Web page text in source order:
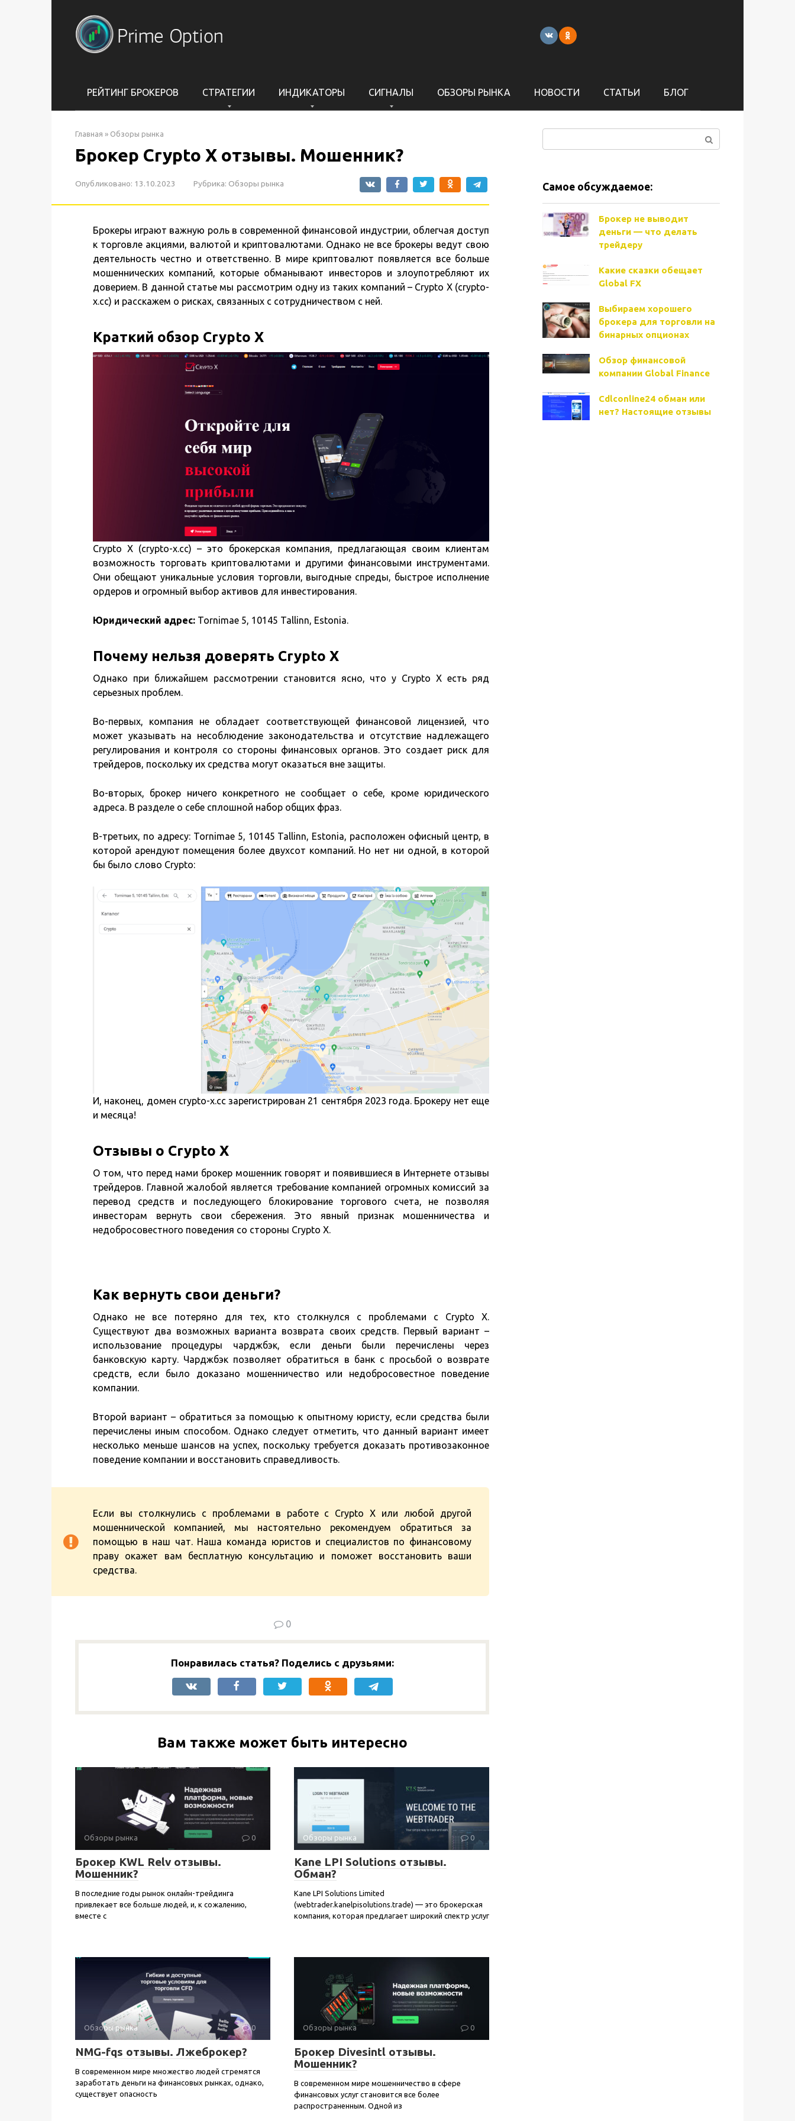
РЕЙТИНГ БРОКЕРОВ СТРАТЕГИИ ИНДИКАТОРЫ СИГНАЛЫ ОБЗОРЫ РЫНКА НОВОСТИ СТАТЬИ БЛОГ
Главная » Обзоры рынка
Брокер Crypto X отзывы. Мошенник?
Опубликовано: 13.10.2023 Рубрика: Обзоры рынка
Брокеры играют важную роль в современной финансовой индустрии, облегчая доступ
к торговле акциями, валютой и криптовалютами. Однако не все брокеры ведут свою
деятельность честно и ответственно. В мире криптовалют появляется все больше
мошеннических компаний, которые обманывают инвесторов и злоупотребляют их
доверием. В данной статье мы рассмотрим одну из таких компаний – Crypto X (crypto-
x.cc) и расскажем о рисках, связанных с сотрудничеством с ней.
Краткий обзор Crypto X
Crypto X (crypto-x.cc) – это брокерская компания, предлагающая своим клиентам
возможность торговать криптовалютами и другими финансовыми инструментами.
Они обещают уникальные условия торговли, выгодные спреды, быстрое исполнение
ордеров и огромный выбор активов для инвестирования.
Юридический адрес: Tornimae 5, 10145 Tallinn, Estonia.
Почему нельзя доверять Crypto X
Однако при ближайшем рассмотрении становится ясно, что у Crypto X есть ряд
серьезных проблем.
Во-первых, компания не обладает соответствующей финансовой лицензией, что
может указывать на несоблюдение законодательства и отсутствие надлежащего
регулирования и контроля со стороны финансовых органов. Это создает риск для
трейдеров, поскольку их средства могут оказаться вне защиты.
Во-вторых, брокер ничего конкретного не сообщает о себе, кроме юридического
адреса. В разделе о себе сплошной набор общих фраз.
В-третьих, по адресу: Tornimae 5, 10145 Tallinn, Estonia, расположен офисный центр, в
которой арендуют помещения более двухсот компаний. Но нет ни одной, в которой
бы было слово Crypto:
И, наконец, домен crypto-x.cc зарегистрирован 21 сентября 2023 года. Брокеру нет еще
и месяца!
Отзывы о Crypto X
О том, что перед нами брокер мошенник говорят и появившиеся в Интернете отзывы
трейдеров. Главной жалобой является требование компанией огромных комиссий за
перевод средств и последующего блокирование торгового счета, не позволяя
инвесторам вернуть свои сбережения. Это явный признак мошенничества и
недобросовестного поведения со стороны Crypto X.
Как вернуть свои деньги?
Однако не все потеряно для тех, кто столкнулся с проблемами с Crypto X.
Существуют два возможных варианта возврата своих средств. Первый вариант –
использование процедуры чарджбэк, если деньги были перечислены через
банковскую карту. Чарджбэк позволяет обратиться в банк с просьбой о возврате
средств, если было доказано мошенничество или недобросовестное поведение
компании.
Второй вариант – обратиться за помощью к опытному юристу, если средства были
перечислены иным способом. Однако следует отметить, что данный вариант имеет
несколько меньше шансов на успех, поскольку требуется доказать противозаконное
поведение компании и восстановить справедливость.
Если вы столкнулись с проблемами в работе с Crypto X или любой другой
мошеннической компанией, мы настоятельно рекомендуем обратиться за
помощью в наш чат. Наша команда юристов и специалистов по финансовому
праву окажет вам бесплатную консультацию и поможет восстановить ваши
средства.
0
Понравилась статья? Поделись с друзьями:
Вам также может быть интересно
Обзоры рынка 0
Брокер KWL Relv отзывы.
Мошенник?
В последние годы рынок онлайн-трейдинга
привлекает все больше людей, и, к сожалению,
вместе с
Обзоры рынка 0
Kane LPI Solutions отзывы.
Обман?
Kane LPI Solutions Limited
(webtrader.kanelpisolutions.trade) — это брокерская
компания, которая предлагает широкий спектр услуг
Обзоры рынка 0
NMG-fqs отзывы. Лжеброкер?
В современном мире множество людей стремятся
заработать деньги на финансовых рынках, однако,
существует опасность
Обзоры рынка 0
Брокер Divesintl отзывы.
Мошенник?
В современном мире мошенничество в сфере
финансовых услуг становится все более
распространенным. Одной из
Самое обсуждаемое:
Брокер не выводит
деньги — что делать
трейдеру
Какие сказки обещает
Global FX
Выбираем хорошего
брокера для торговли на
бинарных опционах
Обзор финансовой
компании Global Finance
Cdlconline24 обман или
нет? Настоящие отзывы